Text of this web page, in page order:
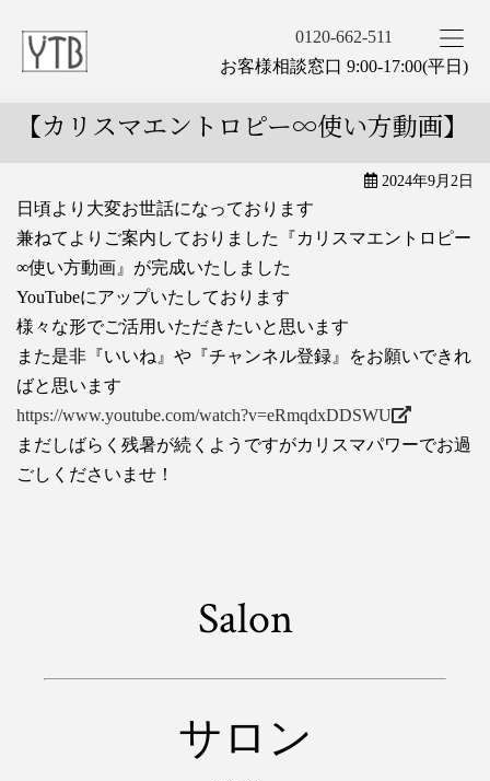
0120-662-511
お客様相談窓口 9:00-17:00(平日)
【カリスマエントロピー∞使い方動画】
2024年9月2日
日頃より大変お世話になっております
兼ねてよりご案内しておりました『カリスマエントロピー
∞使い方動画』が完成いたしました
YouTubeにアップいたしております
様々な形でご活用いただきたいと思います
また是非『いいね』や『チャンネル登録』をお願いできれ
ばと思います
https://www.youtube.com/watch?v=eRmqdxDDSWU
まだしばらく 残暑が続くようですがカリスマパワーでお過
ごしくださいませ！
Salon
サロン